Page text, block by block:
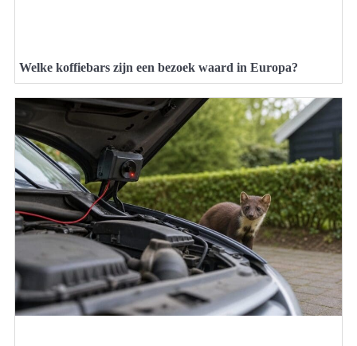
Welke koffiebars zijn een bezoek waard in Europa?